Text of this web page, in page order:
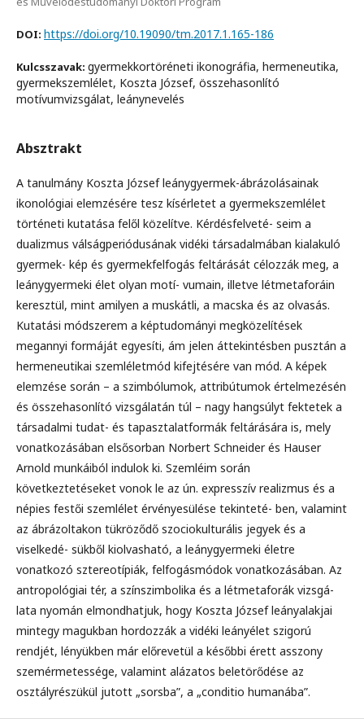
DOI: https://doi.org/10.19090/tm.2017.1.165-186
Kulcsszavak: gyermekkortöréneti ikonográfia, hermeneutika,
gyermekszemlélet, Koszta József, összehasonlító
motívumvizsgálat, leánynevelés
Absztrakt
A tanulmány Koszta József leánygyermek-ábrázolásainak
ikonológiai elemzésére tesz kísérletet a gyermekszemlélet
történeti kutatása felől közelítve. Kérdésfelveté- seim a
dualizmus válságperiódusának vidéki társadalmában kialakuló
gyermek- kép és gyermekfelfogás feltárását célozzák meg, a
leánygyermeki élet olyan motí- vumain, illetve létmetaforáin
keresztül, mint amilyen a muskátli, a macska és az olvasás.
Kutatási módszerem a képtudományi megközelítések
megannyi formáját egyesíti, ám jelen áttekintésben pusztán a
hermeneutikai szemléletmód kifejtésére van mód. A képek
elemzése során – a szimbólumok, attribútumok értelmezésén
és összehasonlító vizsgálatán túl – nagy hangsúlyt fektetek a
társadalmi tudat- és tapasztalatformák feltárására is, mely
vonatkozásában elsősorban Norbert Schneider és Hauser
Arnold munkáiból indulok ki. Szemléim során
következtetéseket vonok le az ún. expresszív realizmus és a
népies festői szemlélet érvényesülése tekinteté- ben, valamint
az ábrázoltakon tükröződő szociokulturális jegyek és a
viselkedé- sükből kiolvasható, a leánygyermeki életre
vonatkozó sztereotípiák, felfogásmódok vonatkozásában. Az
antropológiai tér, a színszimbolika és a létmetaforák vizsgá-
lata nyomán elmondhatjuk, hogy Koszta József leányalakjai
mintegy magukban hordozzák a vidéki leányélet szigorú
rendjét, lényükben már előrevetül a későbbi érett asszony
szemérmetessége, valamint alázatos beletörődése az
osztályrészükül jutott „sorsba”, a „conditio humanába”.